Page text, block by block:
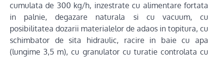
cumulata de 300 kg/h, inzestrate cu alimentare fortata
in palnie, degazare naturala si cu vacuum, cu
posibilitatea dozarii materialelor de adaos in topitura, cu
schimbator de sita hidraulic, racire in baie cu apa
(lungime 3,5 m), cu granulator cu turatie controlata cu